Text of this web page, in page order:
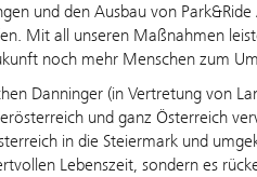
und den Ausbau von
Mit all unseren Maßnahmen
noch mehr Menschen zum
Danninger (in Vertretung von
und ganz Österreich
in die Steiermark und
Lebenszeit, sondern es